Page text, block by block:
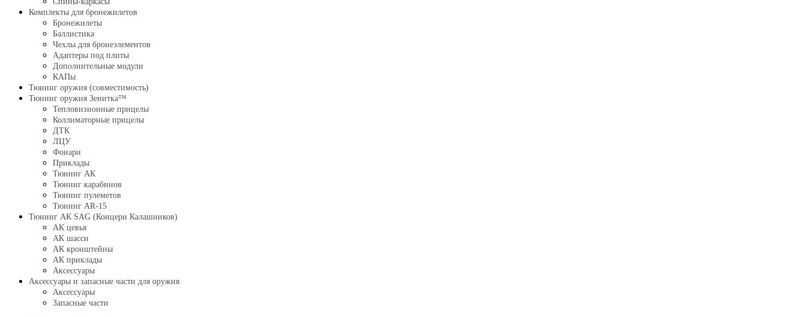
Комплекты для бронежилетов
Бронежилеты
Баллистика
Чехлы для бронеэлементов
Адаптеры под плиты
Дополнительные модули
КАПы
Тюнинг оружия (совместимость)
Тюнинг оружия Зенитка™
Тепловизионные прицелы
Коллиматорные прицелы
ДТК
ЛЦУ
Фонари
Приклады
Тюнинг АК
Тюнинг карабинов
Тюнинг пулеметов
Тюнинг AR-15
Тюнинг АК SAG (Концерн Калашников)
АК цевья
АК шасси
АК кронштейны
АК приклады
Аксессуары
Аксессуары и запасные части для оружия
Аксессуары
Запасные части